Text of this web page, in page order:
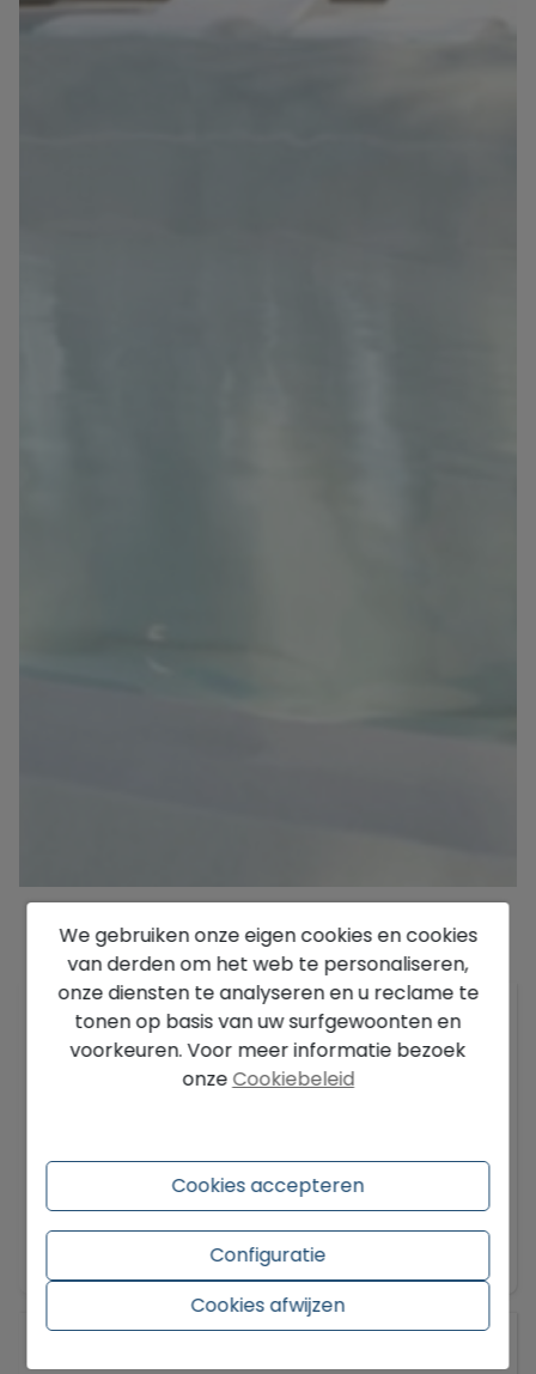
Beschrijving
Luxe nieuwbouw villa te koop in Sierra Altea. 4
slaapkamers, zwembad, lift, dakterras en grote
garage. Start bouw 2026. Nabij golfbaan, centrum
gerealiseerd in het exclusieve Sierra Altea, op
slechts 650 meter van de golfbaan. De ligging is
rustig, terwijl het centrum van Altea en het
strand binnen tien autominuten bereikbaar zijn.
De constructie van de villa zal zeer waarschijnlijk
in de loop van 2026 starten.
Toon meer
We gebruiken onze eigen cookies en cookies
van derden om het web te personaliseren,
onze diensten te analyseren en u reclame te
tonen op basis van uw surfgewoonten en
voorkeuren. Voor meer informatie bezoek
onzeCookiebeleid
Cookies accepteren
Configuratie
Cookies afwijzen